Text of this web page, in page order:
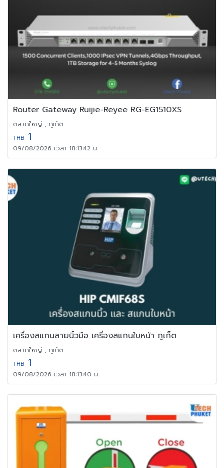
Router Gateway Ruijie-Reyee RG-EG1510XS
ตลาดใหญ่ , ภูเก็ต
THB 1
09/08/2026 เวลา 18:13:42 น.
เครื่องสแกนลายนิ้วมือ เครื่องสแกนใบหน้า ภูเก็ต
ตลาดใหญ่ , ภูเก็ต
THB 1
09/08/2026 เวลา 18:13:40 น.